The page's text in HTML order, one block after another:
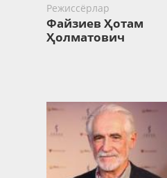
Режиссёрлар
Файзиев Ҳотам
Ҳолматович